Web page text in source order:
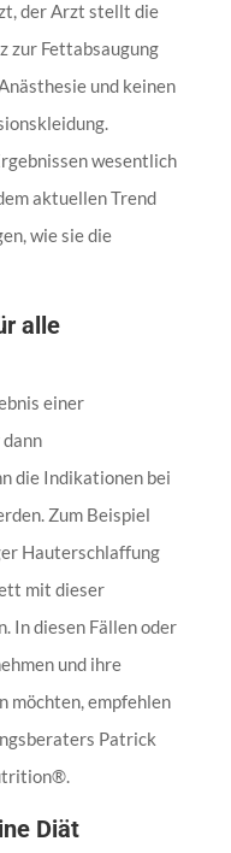
der Arzt stellt die
zur Fettabsaugung
und keinen
wesentlich
aktuellen Trend
wie sie die
alle
einer
die Indikationen bei
Zum Beispiel
Hauterschlaffung
mit dieser
In diesen Fällen oder
und ihre
möchten, empfehlen
Patrick
Diät